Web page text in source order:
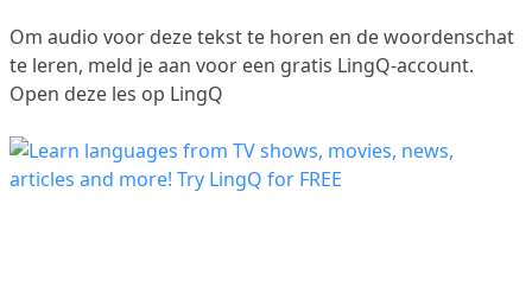
Om audio voor deze tekst te horen en de woordenschat
te leren, meld je aan voor een gratis LingQ-account.
Open deze les op LingQ